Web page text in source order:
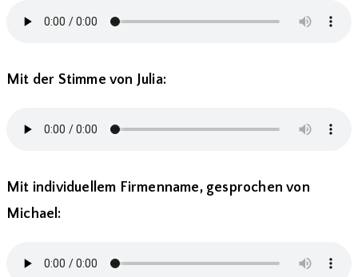
Mit der Stimme von Julia:
Mit individuellem Firmenname, gesprochen von
Michael: